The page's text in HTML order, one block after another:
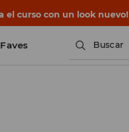
el curso con un look nuevo!
Buscar